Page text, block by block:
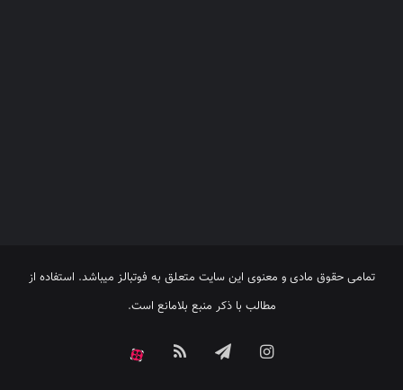
تمامی حقوق مادی و معنوی این سایت متعلق به فوتبالز میباشد. استفاده از
مطالب با ذکر منبع بلامانع است.
اینستاگرامتلگرام خوراک